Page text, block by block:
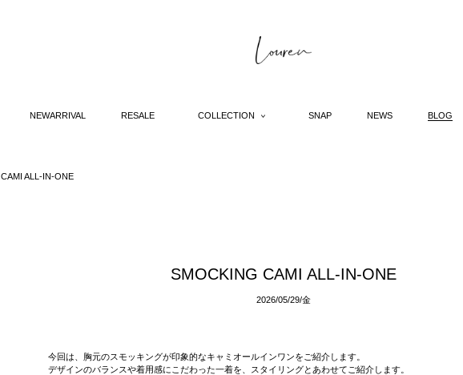
NEWARRIVAL RESALE COLLECTION SNAP NEWS BLOG
ALL-IN-ONE
SMOCKING CAMI ALL-IN-ONE
2026/05/29/金
今回は、胸元のスモッキングが印象的なキャミオールインワンをご紹介します。
デザインのバランスや着用感にこだわった一着を、スタイリングとあわせてご紹介します。